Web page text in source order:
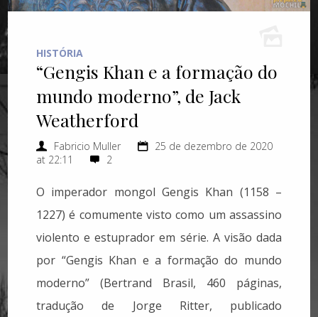
HISTÓRIA
“Gengis Khan e a formação do
mundo moderno”, de Jack
Weatherford
Fabricio Muller
25 de dezembro de 2020
at 22:11
2
O imperador mongol Gengis Khan (1158 –
1227) é comumente visto como um assassino
violento e estuprador em série. A visão dada
por “Gengis Khan e a formação do mundo
moderno” (Bertrand Brasil, 460 páginas,
tradução de Jorge Ritter, publicado